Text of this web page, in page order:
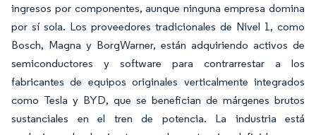
ingresos por componentes, aunque ninguna empresa domina
por sí sola. Los proveedores tradicionales de Nivel 1, como
Bosch, Magna y BorgWarner, están adquiriendo activos de
semiconductores y software para contrarrestar a los
fabricantes de equipos originales verticalmente integrados
como Tesla y BYD, que se benefician de márgenes brutos
sustanciales en el tren de potencia. La industria está